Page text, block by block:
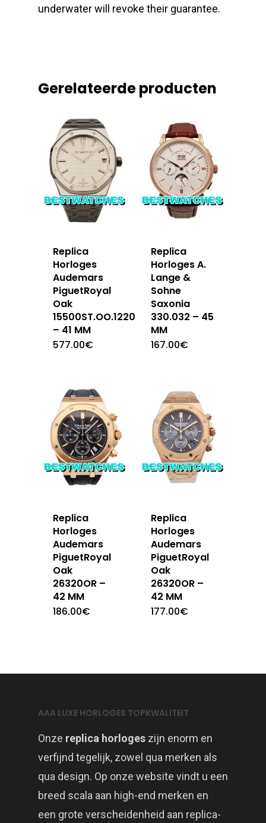
underwater will revoke their guarantee.
Gerelateerde producten
Replica
Horloges
Audemars
PiguetRoyal
Oak
15500ST.OO.1220ST.04
– 41 MM
577.00€
Replica
Horloges A.
Lange &
Sohne
Saxonia
330.032 – 45
MM
167.00€
Replica
Horloges
Audemars
PiguetRoyal
Oak
26320OR –
42 MM
186.00€
Replica
Horloges
Audemars
PiguetRoyal
Oak
26320OR –
42 MM
177.00€
AAA LUXE HORLOGES TOPKWALITEIT
Onze replica horloges zijn enorm en
verfijnd tegelijk, zowel qua merken als
qua design. Op onze website vindt u een
breed scala aan high-end merken en
een grote verscheidenheid aan replica-